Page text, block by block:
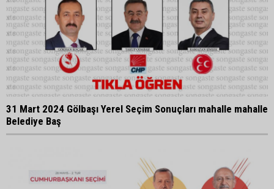
31 Mart 2024 Gölbaşı Yerel Seçim Sonuçları mahalle mahalle
Belediye Baş